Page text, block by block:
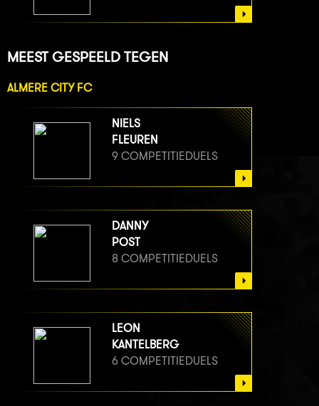
MEEST GESPEELD TEGEN
ALMERE CITY FC
NIELS
FLEUREN
9 COMPETITIEDUELS
DANNY
POST
8 COMPETITIEDUELS
LEON
KANTELBERG
6 COMPETITIEDUELS